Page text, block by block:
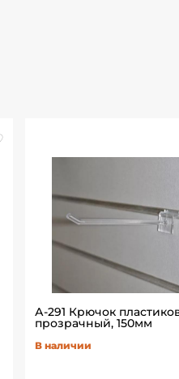
А-291 Крючок
прозрачный, 150мм
В наличии